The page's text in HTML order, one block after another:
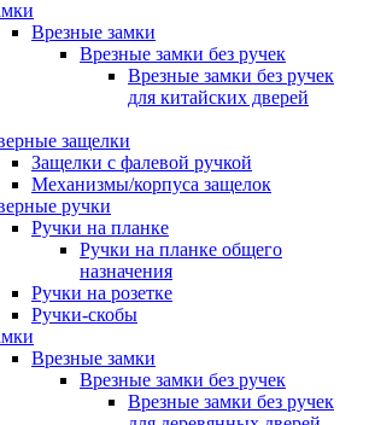
Врезные замки
Врезные замки без ручек
Врезные замки без ручек
для китайских дверей
защелки
Защелки с фалевой ручкой
Механизмы/корпуса защелок
ручки
Ручки на планке
Ручки на планке общего
назначения
Ручки на розетке
Ручки-скобы
Врезные замки
Врезные замки без ручек
Врезные замки без ручек